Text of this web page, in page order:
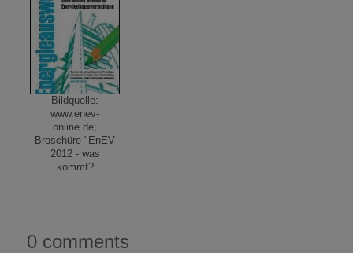
Bildquelle:
www.enev-
online.de;
Broschüre "EnEV
2012 - was
kommt?
0 comments